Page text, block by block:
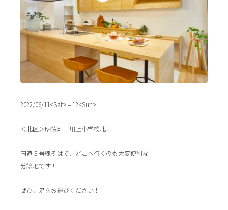
2022/06/11<Sat> – 12<Sun>
＜北区＞明徳町 川上小学校北
国道３号線そばで、どこへ行くのも大変便利な
分譲地です！
ぜひ、足をお運びください！